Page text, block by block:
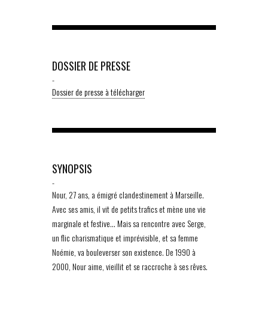
DOSSIER DE PRESSE
-
Dossier de presse à télécharger
SYNOPSIS
-
Nour, 27 ans, a émigré clandestinement à Marseille.
Avec ses amis, il vit de petits trafics et mène une vie
marginale et festive… Mais sa rencontre avec Serge,
un flic charismatique et imprévisible, et sa femme
Noémie, va bouleverser son existence. De 1990 à
2000, Nour aime, vieillit et se raccroche à ses rêves.